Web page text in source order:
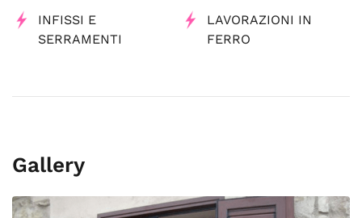
INFISSI E
SERRAMENTI
LAVORAZIONI IN
FERRO
Gallery